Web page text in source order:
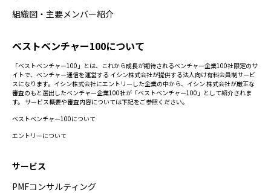
組織図・主要メンバー紹介
ベストベンチャー100について
「ベストベンチャー100」とは、これから成長が期待されるベンチャー企業100社限定のサ
イトで、ベンチャー通信を運営する イシン株式会社が提供する法人向け有料会員制サービ
スになります。イシン株式会社にエントリーした企業の中から、イシン 株式会社が厳正な
審査のもと選出したベンチャー企業100社が「ベストベンチャー100」として紹介されま
す。 サービス概要や審査内容については下記をご参照ください。
ベストベンチャー100について
エントリーについて
サービス
PMFコンサルティング